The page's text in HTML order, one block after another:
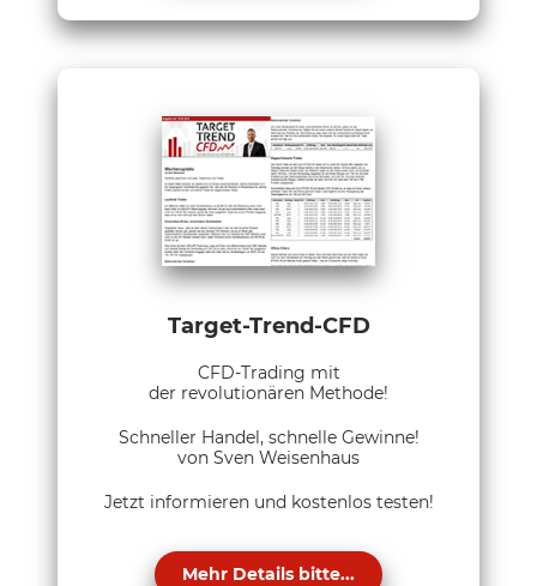
Target-Trend-CFD
CFD-Trading mit
der revolutionären Methode!
Schneller Handel, schnelle Gewinne!
von Sven Weisenhaus
Jetzt informieren und kostenlos testen!
Mehr Details bitte...